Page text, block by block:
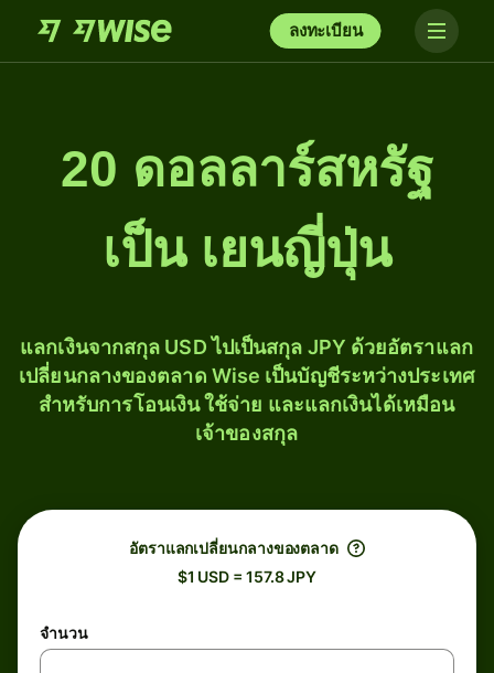
ลงทะเบียน
20 ดอลลาร์สหรัฐ
เป็น เยนญี่ปุ่น
แลกเงินจากสกุล USD ไปเป็นสกุล JPY ด้วยอัตราแลก
เปลี่ยนกลางของตลาด Wise เป็นบัญชีระหว่างประเทศ
สำหรับการโอนเงิน ใช้จ่าย และแลกเงินได้เหมือน
เจ้าของสกุล
อัตราแลกเปลี่ยนกลางของตลาด
$1 USD = 157.8 JPY
จำนวน